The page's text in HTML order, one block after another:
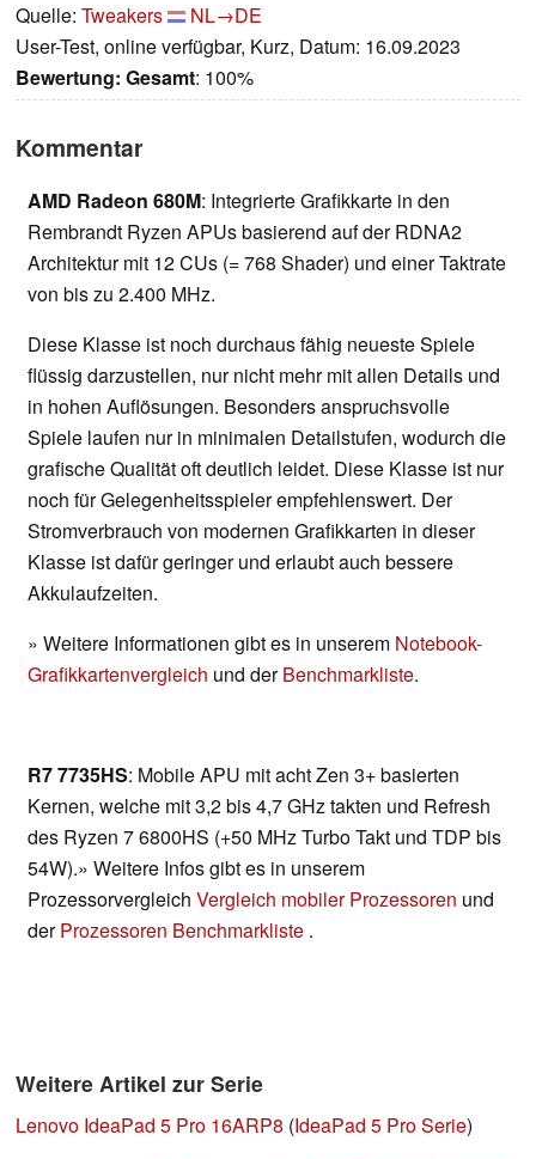
Quelle: Tweakers
NL→DE
User-Test, online verfügbar, Kurz, Datum: 16.09.2023
Bewertung: Gesamt: 100%
Kommentar
AMD Radeon 680M: Integrierte Grafikkarte in den
Rembrandt Ryzen APUs basierend auf der RDNA2
Architektur mit 12 CUs (= 768 Shader) und einer Taktrate
von bis zu 2.400 MHz.
Diese Klasse ist noch durchaus fähig neueste Spiele
flüssig darzustellen, nur nicht mehr mit allen Details und
in hohen Auflösungen. Besonders anspruchsvolle
Spiele laufen nur in minimalen Detailstufen, wodurch die
grafische Qualität oft deutlich leidet. Diese Klasse ist nur
noch für Gelegenheitsspieler empfehlenswert. Der
Stromverbrauch von modernen Grafikkarten in dieser
Klasse ist dafür geringer und erlaubt auch bessere
Akkulaufzeiten.
» Weitere Informationen gibt es in unserem Notebook-
Grafikkartenvergleich und derBenchmarkliste.
R7 7735HS: Mobile APU mit acht Zen 3+ basierten
Kernen, welche mit 3,2 bis 4,7 GHz takten und Refresh
des Ryzen 7 6800HS (+50 MHz Turbo Takt und TDP bis
54W).» Weitere Infos gibt es in unserem
Prozessorvergleich Vergleich mobiler Prozessoren und
derProzessoren Benchmarkliste .
Weitere Artikel zur Serie
Lenovo IdeaPad 5 Pro 16ARP8 (IdeaPad 5 Pro Serie)